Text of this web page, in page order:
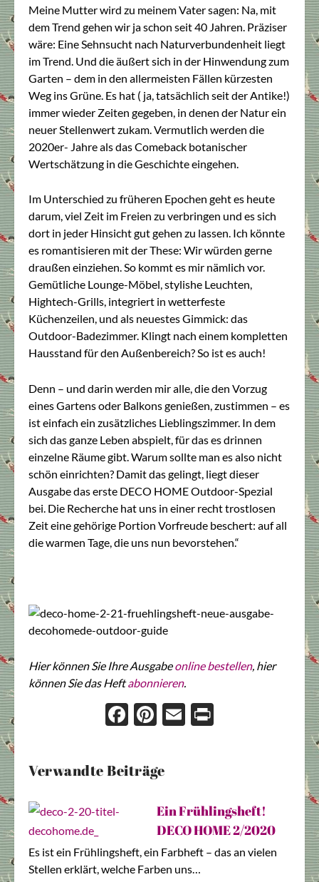
Meine Mutter wird zu meinem Vater sagen: Na, mit
dem Trend gehen wir ja schon seit 40 Jahren. Präziser
wäre: Eine Sehnsucht nach Naturverbundenheit liegt
im Trend. Und die äußert sich in der Hinwendung zum
Garten – dem in den allermeisten Fällen kürzesten
Weg ins Grüne. Es hat ( ja, tatsächlich seit der Antike!)
immer wieder Zeiten gegeben, in denen der Natur ein
neuer Stellenwert zukam. Vermutlich werden die
2020er- Jahre als das Comeback botanischer
Wertschätzung in die Geschichte eingehen.
Im Unterschied zu früheren Epochen geht es heute
darum, viel Zeit im Freien zu verbringen und es sich
dort in jeder Hinsicht gut gehen zu lassen. Ich könnte
es romantisieren mit der These: Wir würden gerne
draußen einziehen. So kommt es mir nämlich vor.
Gemütliche Lounge-Möbel, stylishe Leuchten,
Hightech-Grills, integriert in wetterfeste
Küchenzeilen, und als neuestes Gimmick: das
Outdoor-Badezimmer. Klingt nach einem kompletten
Hausstand für den Außenbereich? So ist es auch!
Denn – und darin werden mir alle, die den Vorzug
eines Gartens oder Balkons genießen, zustimmen – es
ist einfach ein zusätzliches Lieblingszimmer. In dem
sich das ganze Leben abspielt, für das es drinnen
einzelne Räume gibt. Warum sollte man es also nicht
schön einrichten? Damit das gelingt, liegt dieser
Ausgabe das erste DECO HOME Outdoor-Spezial
bei. Die Recherche hat uns in einer recht trostlosen
Zeit eine gehörige Portion Vorfreude beschert: auf all
die warmen Tage, die uns nun bevorstehen.“
Hier können Sie Ihre Ausgabeonline bestellen, hier
können Sie das Heftabonnieren.
Face
Pint
Ema
Verwandte Beiträge
Ein Frühlingsheft!
DECO HOME 2/2020
Es ist ein Frühlingsheft, ein Farbheft – das an vielen
Stellen erklärt, welche Farben uns…